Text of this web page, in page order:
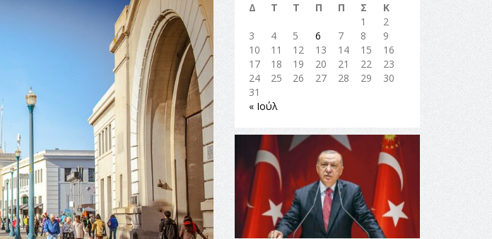
Δ
Τ Τ Π Π Σ
Κ
1
2
3
4 5 6 7 8
9
10
11 12 13 14 15
16
17
18 19 20 21 22
23
24
25 26 27 28 29
30
31
« Ιούλ